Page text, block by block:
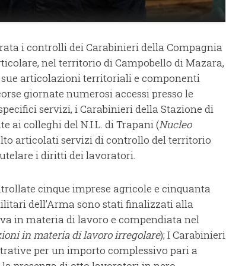
i controlli dei Carabinieri della Compagnia
nel territorio di Campobello di Mazara,
sue articolazioni territoriali e componenti
giornate numerosi accessi presso le
servizi, i Carabinieri della Stazione di
ai colleghi del N.I.L. di Trapani (Nucleo
articolati servizi di controllo del territorio
i diritti dei lavoratori.
cinque imprese agricole e cinquanta
dell’Arma sono stati finalizzati alla
in materia di lavoro e compendiata nel
in materia di lavoro irregolare); I Carabinieri
per un importo complessivo pari a